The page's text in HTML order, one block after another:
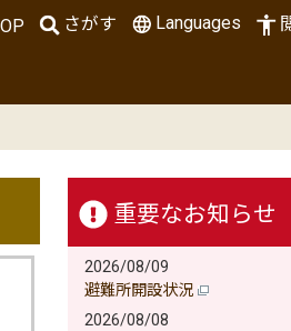
さがす Languages
重要なお知らせ
2026/08/09
避難所開設状況
2026/08/08